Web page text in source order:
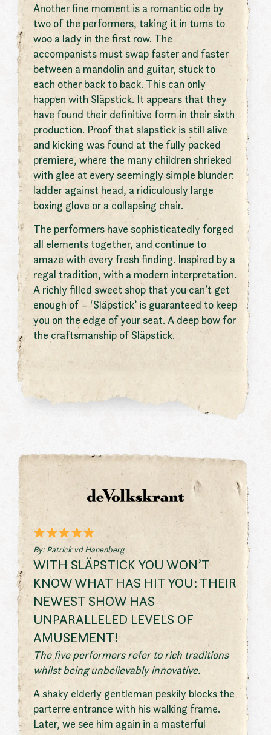
Another fine moment is a romantic ode by
two of the performers, taking it in turns to
woo a lady in the first row. The
accompanists must swap faster and faster
between a mandolin and guitar, stuck to
each other back to back. This can only
happen with Släpstick. It appears that they
have found their definitive form in their sixth
production. Proof that slapstick is still alive
and kicking was found at the fully packed
premiere, where the many children shrieked
with glee at every seemingly simple blunder:
ladder against head, a ridiculously large
boxing glove or a collapsing chair.
The performers have sophisticatedly forged
all elements together, and continue to
amaze with every fresh finding. Inspired by a
regal tradition, with a modern interpretation.
A richly filled sweet shop that you can’t get
enough of – ‘Släpstick’ is guaranteed to keep
you on the edge of your seat. A deep bow for
the craftsmanship of Släpstick.
By: Patrick vd Hanenberg
WITH SLÄPSTICK YOU WON’T
KNOW WHAT HAS HIT YOU: THEIR
NEWEST SHOW HAS
UNPARALLELED LEVELS OF
AMUSEMENT!
The five performers refer to rich traditions
whilst being unbelievably innovative.
A shaky elderly gentleman peskily blocks the
parterre entrance with his walking frame.
Later, we see him again in a masterful